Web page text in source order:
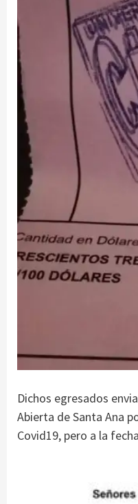
Dichos egresados
Abierta de Santa Ana
Covid19, pero a la